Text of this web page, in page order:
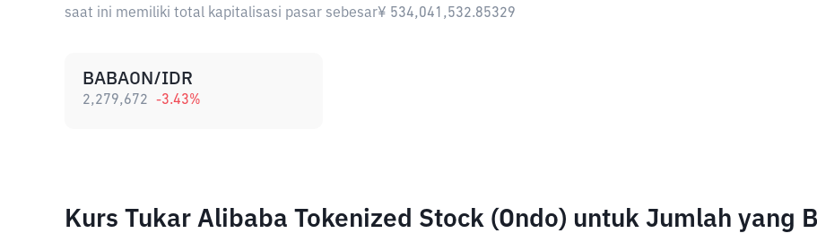
saat ini memiliki total kapitalisasi pasar sebesar¥ 534,041,532.85329
BABAON/IDR
2,279,672 -3.43%
Kurs Tukar Alibaba Tokenized Stock (Ondo) untuk Jumlah yang